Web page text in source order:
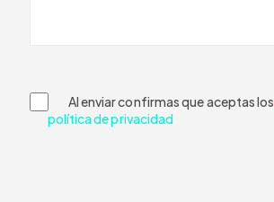
Al enviar confirmas que aceptas los
política de privacidad